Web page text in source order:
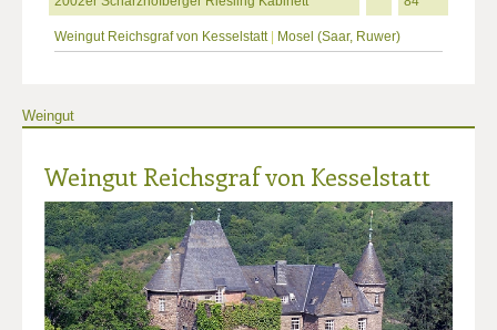
Weingut Reichsgraf von Kesselstatt| Mosel (Saar, Ruwer)
Weingut
Weingut Reichsgraf von Kesselstatt